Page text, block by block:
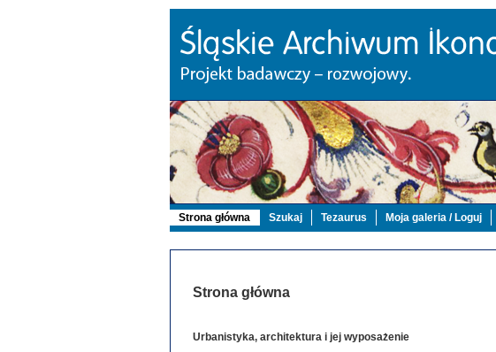
Strona główna Szukaj Tezaurus Moja galeria / Loguj
Strona główna
Urbanistyka, architektura i jej wyposażenie